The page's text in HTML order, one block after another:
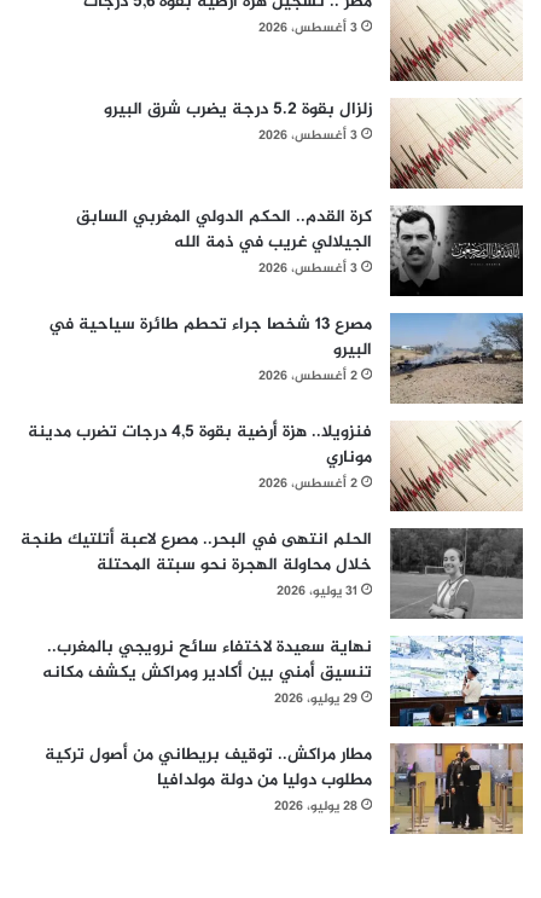
3 أغسطس، 2026
زلزال بقوة 5.2 درجة يضرب شرق البيرو
3 أغسطس، 2026
كرة القدم.. الحكم الدولي المغربي السابق
الجيلالي غريب في ذمة الله
3 أغسطس، 2026
مصرع 13 شخصا جراء تحطم طائرة سياحية في
البيرو
2 أغسطس، 2026
فنزويلا.. هزة أرضية بقوة 4,5 درجات تضرب مدينة
موناري
2 أغسطس، 2026
الحلم انتهى في البحر.. مصرع لاعبة أتلتيك طنجة
خلال محاولة الهجرة نحو سبتة المحتلة
31 يوليو، 2026
نهاية سعيدة لاختفاء سائح نرويجي بالمغرب..
تنسيق أمني بين أكادير ومراكش يكشف مكانه
29 يوليو، 2026
مطار مراكش.. توقيف بريطاني من أصول تركية
مطلوب دوليا من دولة مولدافيا
28 يوليو، 2026